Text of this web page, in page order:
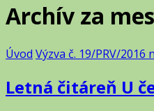
Archív za
Úvod Výzva č. 19/PRV/2016
Letná čitáreň U